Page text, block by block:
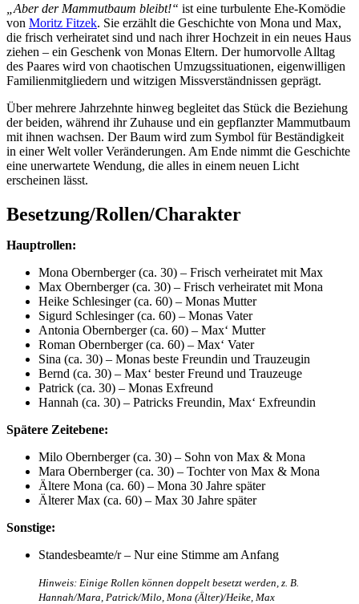
„Aber der Mammutbaum bleibt!“ ist eine turbulente Ehe-Komödie
von Moritz Fitzek. Sie erzählt die Geschichte von Mona und Max,
die frisch verheiratet sind und nach ihrer Hochzeit in ein neues Haus
ziehen – ein Geschenk von Monas Eltern. Der humorvolle Alltag
des Paares wird von chaotischen Umzugssituationen, eigenwilligen
Familienmitgliedern und witzigen Missverständnissen geprägt.
Über mehrere Jahrzehnte hinweg begleitet das Stück die Beziehung
der beiden, während ihr Zuhause und ein gepflanzter Mammutbaum
mit ihnen wachsen. Der Baum wird zum Symbol für Beständigkeit
in einer Welt voller Veränderungen. Am Ende nimmt die Geschichte
eine unerwartete Wendung, die alles in einem neuen Licht
erscheinen lässt.
Besetzung/Rollen/Charakter
Hauptrollen:
Mona Obernberger (ca. 30) – Frisch verheiratet mit Max
Max Obernberger (ca. 30) – Frisch verheiratet mit Mona
Heike Schlesinger (ca. 60) – Monas Mutter
Sigurd Schlesinger (ca. 60) – Monas Vater
Antonia Obernberger (ca. 60) – Max‘ Mutter
Roman Obernberger (ca. 60) – Max‘ Vater
Sina (ca. 30) – Monas beste Freundin und Trauzeugin
Bernd (ca. 30) – Max‘ bester Freund und Trauzeuge
Patrick (ca. 30) – Monas Exfreund
Hannah (ca. 30) – Patricks Freundin, Max‘ Exfreundin
Spätere Zeitebene:
Milo Obernberger (ca. 30) – Sohn von Max & Mona
Mara Obernberger (ca. 30) – Tochter von Max & Mona
Ältere Mona (ca. 60) – Mona 30 Jahre später
Älterer Max (ca. 60) – Max 30 Jahre später
Sonstige:
Standesbeamte/r – Nur eine Stimme am Anfang
Hinweis: Einige Rollen können doppelt besetzt werden, z. B.
Hannah/Mara, Patrick/Milo, Mona (Älter)/Heike, Max